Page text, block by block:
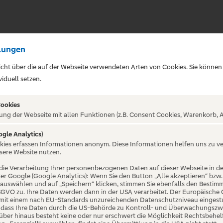
NICHT
über die auf der Webseite verwendeten Arten von Cookies. Sie
setzen.
der Webseite mit allen Funktionen (z.B. Consent Cookies, Warenkorb,
Analytics)
erfassen Informationen anonym. Diese Informationen helfen uns zu
Website nutzen.
Verarbeitung Ihrer personenbezogenen Daten auf dieser Webseite in
Google (Google Analytics): Wenn Sie den Button „Alle akzeptieren“
und auf „Speichern“ klicken, stimmen Sie ebenfalls den
zu. Ihre Daten werden dann in der USA verarbeitet. Der
einem nach EU-Standards unzureichenden Datenschutzniveau
Ihre Daten durch die US-Behörde zu Kontroll- und
hinaus besteht keine oder nur erschwert die Möglichkeit